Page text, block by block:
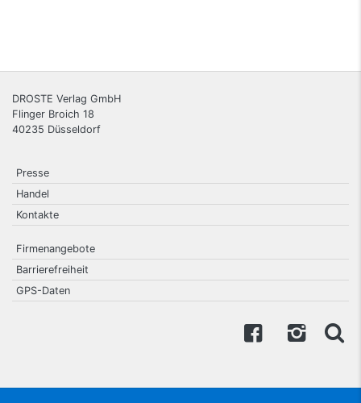
DROSTE Verlag GmbH
Flinger Broich 18
40235 Düsseldorf
Presse
Handel
Kontakte
Firmenangebote
Barrierefreiheit
GPS-Daten